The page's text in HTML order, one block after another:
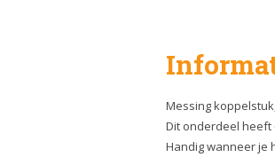
Messing
Dit onderdeel heeft
Handig wanneer je